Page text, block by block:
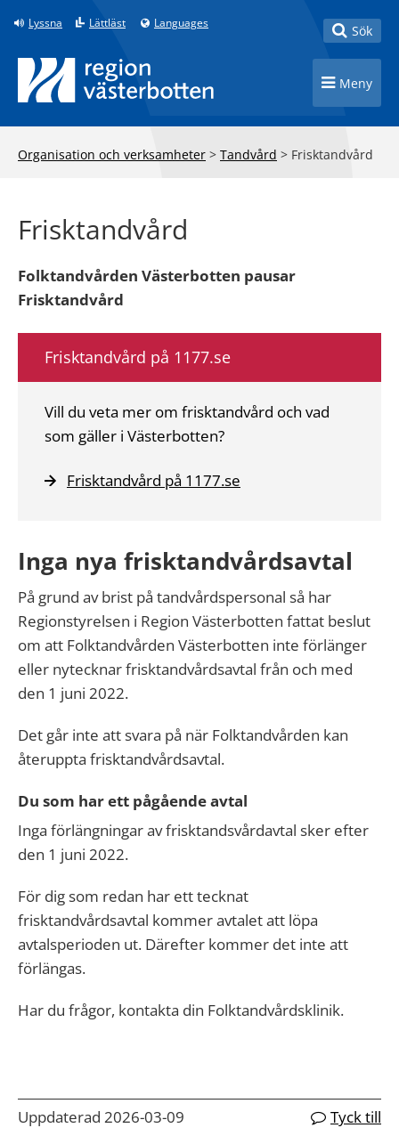
Till innehåll på sidan
Lyssna Lättläst Languages Toggle
Sök
Toggle
Meny
Organisation och verksamheter > Tandvård > Frisktandvård
Frisktandvård
Folktandvården Västerbotten pausar
Frisktandvård
Frisktandvård på 1177.se
Vill du veta mer om frisktandvård och vad
som gäller i Västerbotten?
Frisktandvård på 1177.se
Inga nya frisktandvårdsavtal
På grund av brist på tandvårdspersonal så har
Regionstyrelsen i Region Västerbotten fattat beslut
om att Folktandvården Västerbotten inte förlänger
eller nytecknar frisktandvårdsavtal från och med
den 1 juni 2022.
Det går inte att svara på när Folktandvården kan
återuppta frisktandvårdsavtal.
Du som har ett pågående avtal
Inga förlängningar av frisktandsvårdavtal sker efter
den 1 juni 2022.
För dig som redan har ett tecknat
frisktandvårdsavtal kommer avtalet att löpa
avtalsperioden ut. Därefter kommer det inte att
förlängas.
Har du frågor, kontakta din Folktandvårdsklinik.
Uppdaterad 2026-03-09 Tyck till